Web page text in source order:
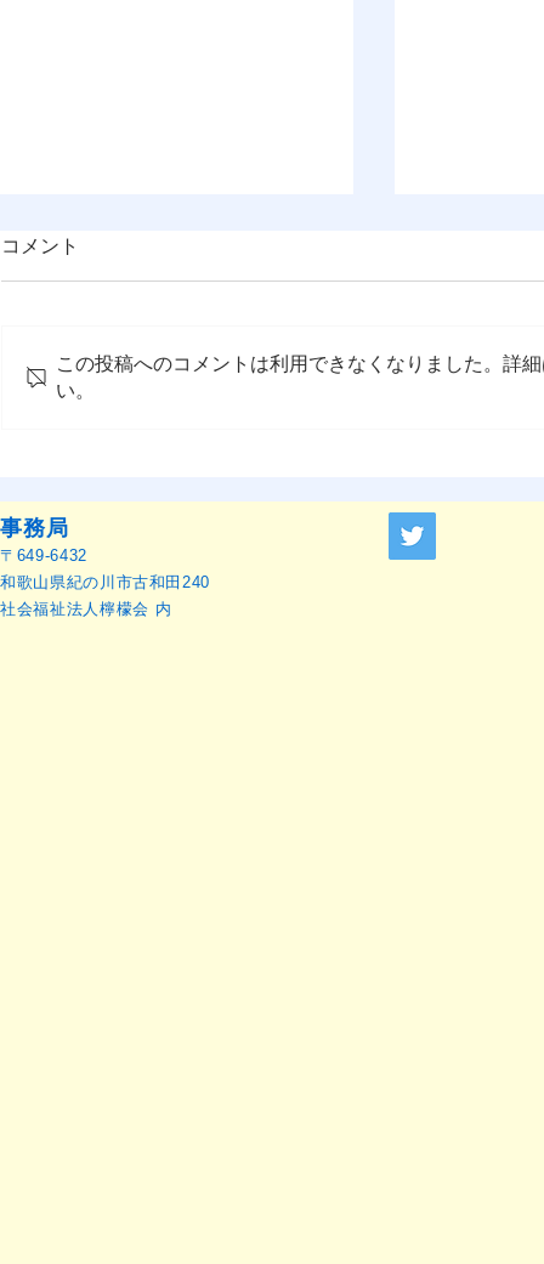
コメント
この投稿へのコメントは利用できなくなりました。詳
い。
事務局
〒649-6432
和歌山県紀の川市古和田240
社会福祉法人檸檬会 内